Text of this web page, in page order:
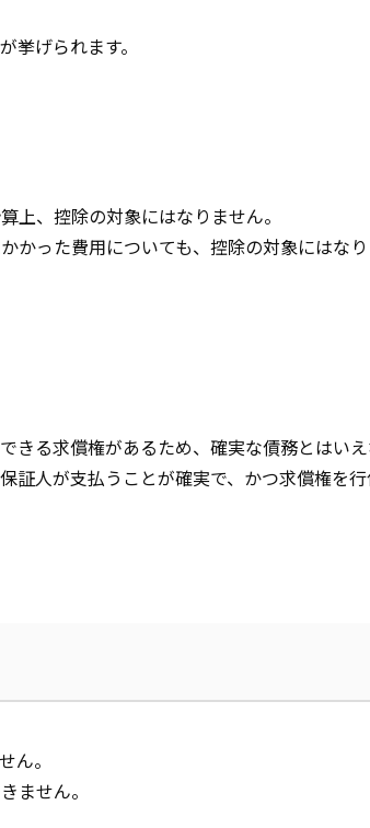
挙げられます。
上、控除の対象にはなりません。
った費用についても、控除の対象にはなり
る求償権があるため、確実な債務とはいえ
証人が支払うことが確実で、かつ求償権を
ん。
ません。